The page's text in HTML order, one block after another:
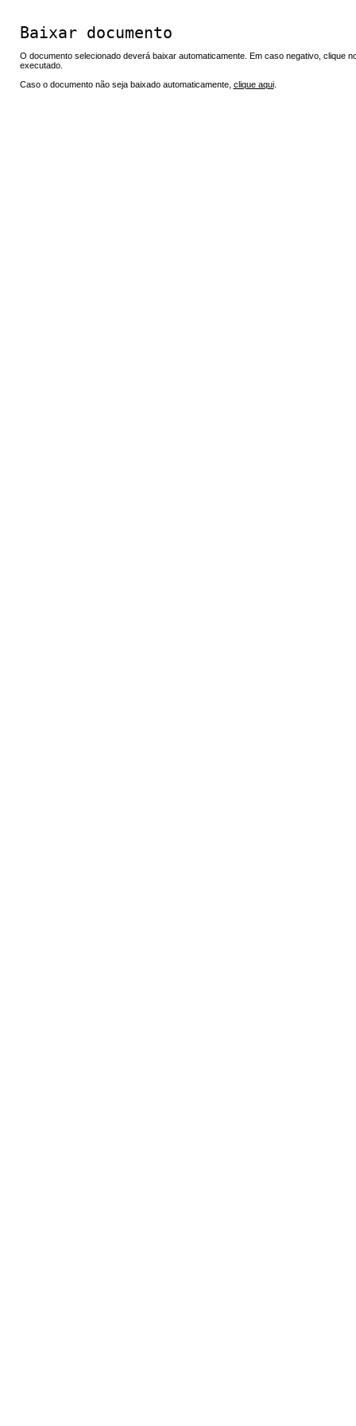
Baixar documento
O documento selecionado deverá baixar automaticamente. Em caso negativo, clique
executado.
Caso o documento não seja baixado automaticamente, clique aqui.